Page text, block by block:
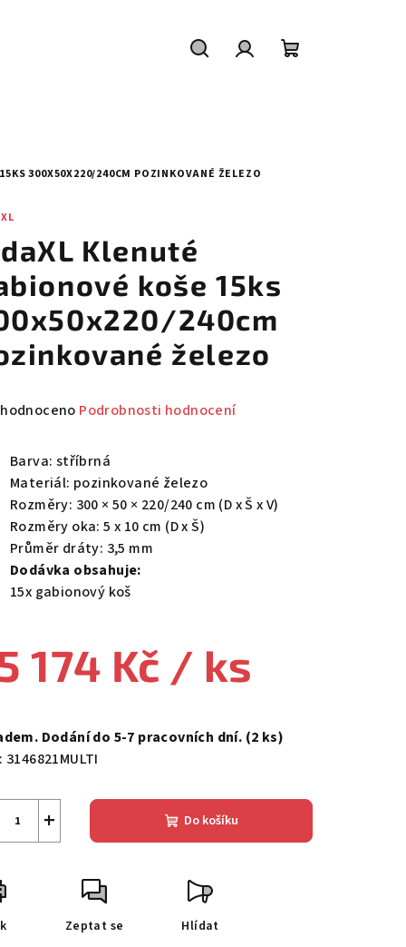
300X50X220/240CM POZINKOVANÉ ŽELEZO
Klenuté
koše 15ks
240cm
železo
Podrobnosti hodnocení
Barva: stříbrná
Materiál: pozinkované železo
Rozměry: 300 × 50 × 220/240 cm (D x Š x V)
Rozměry oka: 5 x 10 cm (D x Š)
Průměr dráty: 3,5 mm
Dodávka obsahuje:
15x gabionový koš
174 Kč / ks
Dodání do 5-7 pracovních dní. (2 ks)
3146821MULTI
+ Do košíku
Zeptat se Hlídat